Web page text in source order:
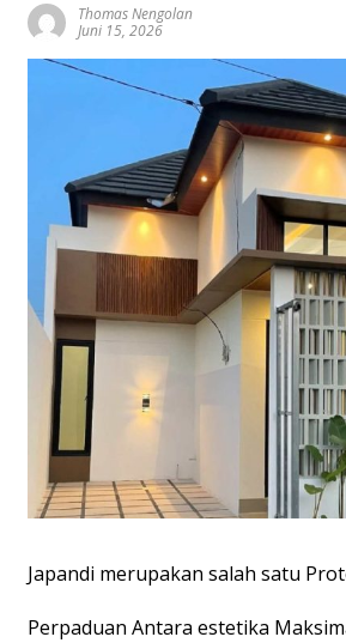
Thomas Nengolan
Juni 15, 2026
Japandi merupakan salah satu
Perpaduan Antara estetika